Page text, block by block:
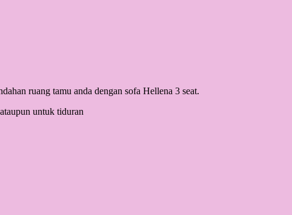
ruang tamu anda dengan sofa Hellena 3 seat.
untuk tiduran